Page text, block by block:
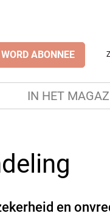
WORD ABONNEE
IN HET
en